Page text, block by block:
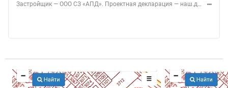
Застройщик — ООО СЗ «АПД». Проектная декларация — наш.дом.рф. Акция до 28.02.2026. Не оферта. Подробности — Level.ru